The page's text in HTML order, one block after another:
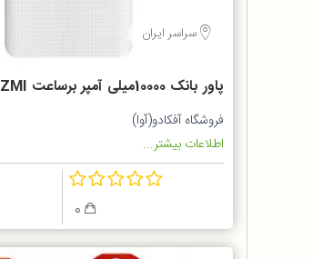
سراسر ایران
پاور بانک 10000میلی آمپر برساعت ZMI
مدل QB810
فروشگاه آفکادو(آوا)
اطلاعات بیشتر...